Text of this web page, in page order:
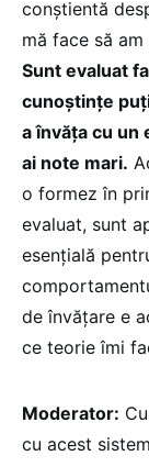
conștientă
mă face să
Sunt evaluat
cunoștințe
a învăța cu un
ai note mari.
o formez în
evaluat, sunt
esențială
de învățare e
ce teorie îmi
Moderator:
cu acest